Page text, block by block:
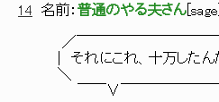
14 名前： 普通のやる夫さん sage
／￣￣￣￣￣￣￣￣￣￣
| それにこれ、十万したんだ
＼
￣￣∨￣￣￣￣￣￣￣￣